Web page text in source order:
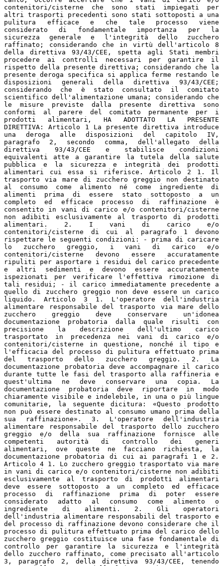
contenitori/cisterne che sono stati impiegati per
altri trasporti precedenti sono stati sottoposti a una
pulitura efficace e che tale processo viene
considerato di fondamentale importanza per la
sicurezza generale e l'integrità dello zucchero
raffinato; considerando che in virtù dell'articolo 8
della direttiva 93/43/CEE, spetta agli Stati membri
procedere ai controlli necessari per garantire il
rispetto della presente direttiva; considerando che la
presente deroga specifica si applica ferme restando le
disposizioni generali della direttiva 93/43/CEE;
considerando che è stato consultato il comitato
scientifico dell'alimentazione umana; considerando che
le misure previste dalla presente direttiva sono
conformi al parere del comitato permanente per i
prodotti alimentari, HA ADOTTATO LA PRESENTE
DIRETTIVA: Articolo 1 La presente direttiva introduce
una deroga alle disposizioni del capitolo IV,
paragrafo 2, secondo comma, dell'allegato della
direttiva 93/43/CEE e stabilisce condizioni
equivalenti atte a garantire la tutela della salute
pubblica e la sicurezza e integrità dei prodotti
alimentari cui essa si riferisce. Articolo 2 1. Il
trasporto via mare di zucchero greggio non destinato
al consumo come alimento né come ingrediente di
alimenti prima di essere stato sottoposto a un
completo ed efficace processo di raffinazione è
consentito in vani di carico e/o contenitori/cisterne
non adibiti esclusivamente al trasporto di prodotti
alimentari. 2. I vani di carico e/o
contenitori/cisterne di cui al paragrafo 1 devono
rispettare le seguenti condizioni: - prima di caricare
lo zucchero greggio, i vani di carico e/o
contenitori/cisterne devono essere accuratamente
ripuliti per asportare i residui del carico precedente
e altri sedimenti e devono essere accuratamente
ispezionati per verificare l'effettiva rimozione di
tali residui; - il carico immediatamente precedente a
quello di zucchero greggio non deve essere un carico
liquido. Articolo 3 1. L'operatore dell'industria
alimentare responsabile del trasporto via mare dello
zucchero greggio deve conservare un'idonea
documentazione probatoria dalla quale risulti con
precisione la descrizione dell'ultimo carico
trasportato in precedenza nei vani di carico e/o
contenitori/cisterne in questione, nonché il tipo e
l'efficacia del processo di pulitura effettuato prima
del trasporto dello zucchero greggio. 2. La
documentazione probatoria deve accompagnare il carico
durante tutte le fasi del trasporto alla raffineria e
quest'ultima ne deve conservare una copia. La
documentazione probatoria deve riportare in modo
chiaramente visibile e indelebile, in una o più lingue
comunitarie, la seguente dicitura: «Questo prodotto
non può essere destinato al consumo umano prima della
sua raffinazione». 3. L'operatore dell'industria
alimentare responsabile del trasporto dello zucchero
greggio e/o della sua raffinazione fornisce alle
competenti autorità di controllo dei generi
alimentari, ove queste ne facciano richiesta, la
documentazione probatoria di cui ai paragrafi 1 e 2.
Articolo 4 1. Lo zucchero greggio trasportato via mare
in vani di carico e/o contenitori/cisterne non adibiti
esclusivamente al trasporto di prodotti alimentari
deve essere sottoposto a un completo ed efficace
processo di raffinazione prima di poter essere
considerato adatto al consumo come alimento o
ingrediente di alimenti. 2. Gli operatori
dell'industria alimentare responsabili del trasporto e
del processo di raffinazione devono considerare che il
processo di pulitura effettuato prima del carico dello
zucchero greggio costituisce una fase fondamentale di
controllo per garantire la sicurezza e l'integrità
dello zucchero raffinato, come precisato all'articolo
3, paragrafo 2, della direttiva 93/43/CEE, tenendo